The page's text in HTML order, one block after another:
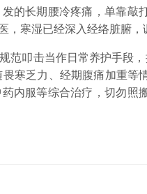
的长期腰冷疼痛，单靠敲
寒湿已经深入经络脏腑，
叩击当作日常养护手段
寒乏力、经期腹痛加重等
内服等综合治疗，切勿照